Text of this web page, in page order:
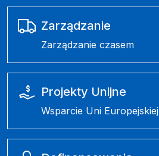
Zarządzanie
Zarządzanie czasem
Projekty Unijne
Wsparcie Uni Europejskiej